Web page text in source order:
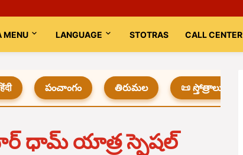
MENU LANGUAGE STOTRAS CALL CENTER
పంచాంగం తిరుమల 📜 స్తోత్రాలు
ధామ్ యాత్ర స్పెషల్